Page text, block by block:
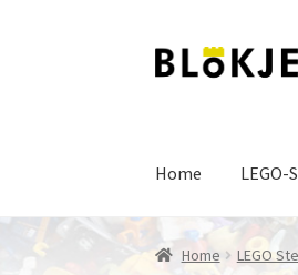
Ga
Ga
Home
LEGO-
Home LEGO